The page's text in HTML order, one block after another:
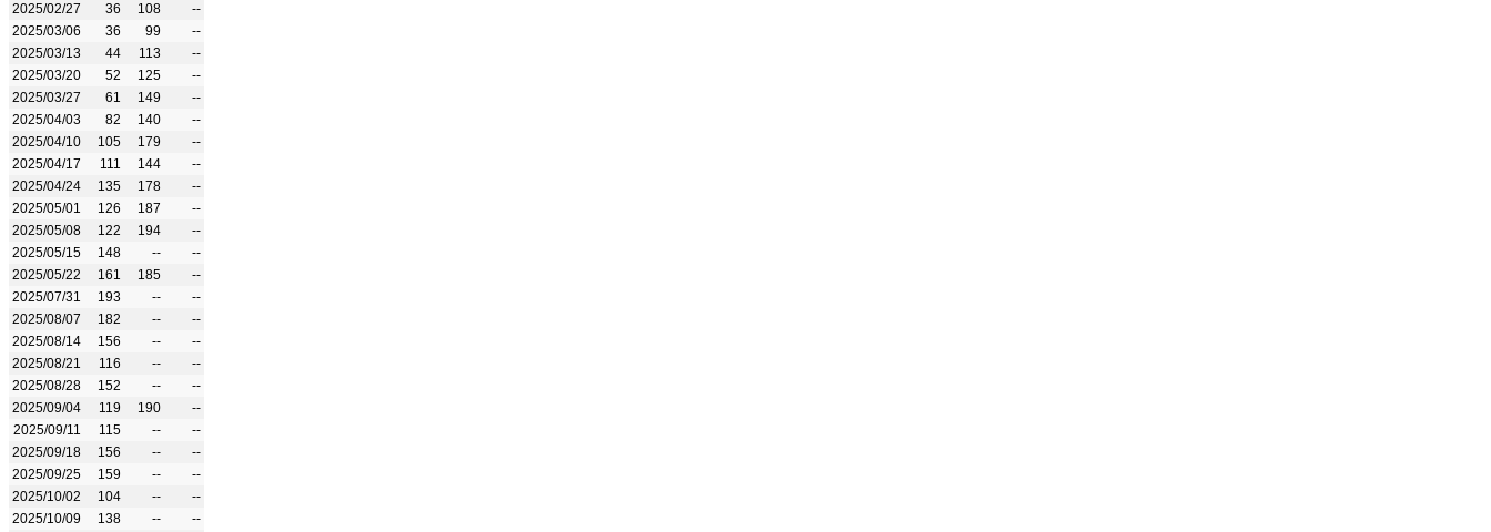
2025/02/27
36 108
--
2025/03/06
36 99
--
2025/03/13
44 113
--
2025/03/20
52 125
--
2025/03/27
61 149
--
2025/04/03
82 140
--
2025/04/10
105 179
--
2025/04/17
111 144
--
2025/04/24
135 178
--
2025/05/01
126 187
--
2025/05/08
122 194
--
2025/05/15
148 --
--
2025/05/22
161 185
--
2025/07/31
193 --
--
2025/08/07
182 --
--
2025/08/14
156 --
--
2025/08/21
116 --
--
2025/08/28
152 --
--
2025/09/04
119 190
--
2025/09/11
115 --
--
2025/09/18
156 --
--
2025/09/25
159 --
--
2025/10/02
104 --
--
2025/10/09
138 --
--